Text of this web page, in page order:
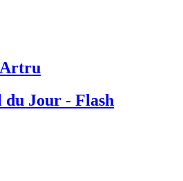
du Jour - Flash